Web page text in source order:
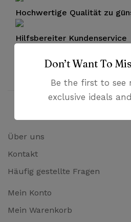
Hochwertige Qualität zu
Hilfsbereiter Kundenservice
Über uns
Kontakt
Häufig gestellte Fragen
Mein Konto
Mein Warenkorb
Don’t Want To
Be the first to see
exclusive ideals